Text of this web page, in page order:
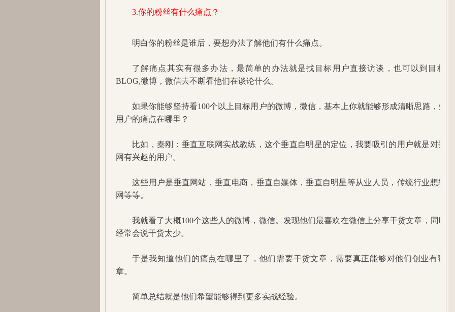
3.你的粉丝有什么痛点？
明白你的粉丝是谁后，要想办法了解他们有什么痛点。
了解痛点其实有很多办法，最简单的办法就是找目标用户直接访谈，也可以到目标
BLOG,微博，微信去不断看他们在谈论什么。
如果你能够坚持看100个以上目标用户的微博，微信，基本上你就能够形成清晰思路，知
用户的痛点在哪里？
比如，秦刚：垂直互联网实战教练，这个垂直自明星的定位，我要吸引的用户就是对垂
网有兴趣的用户。
这些用户是垂直网站，垂直电商，垂直自媒体，垂直自明星等从业人员，传统行业想转
网等等。
我就看了大概100个这些人的微博，微信。发现他们最喜欢在微信上分享干货文章，同时
经常会说干货太少。
于是我知道他们的痛点在哪里了，他们需要干货文章，需要真正能够对他们创业有帮
章。
简单总结就是他们希望能够得到更多实战经验。